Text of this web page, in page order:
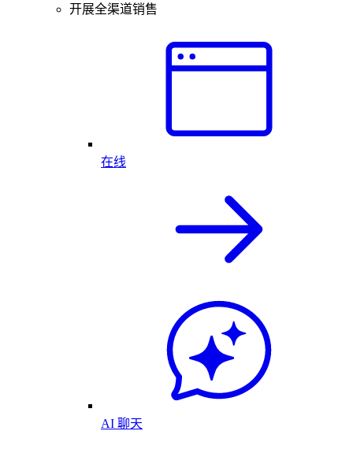
开展全渠道销售
在线
AI 聊天